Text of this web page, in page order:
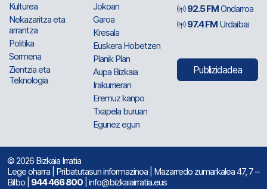
Kulturea
Nekazaritza eta
arrantza
Politika
Sormena
Zientzia eta
Teknologia
Jokoan
Garoa
Kresala
Euskera Hobetzen
Planik Plan
Aupa Bizkaia
Irakurrieran
Eremuz kanpo
Txapela buruan
Egunez egun
92.5 FMOndarroa
97.4 FM Urdaibai
Publizidadea
© 2026 Bizkaia Irratia
Lege oharra Pribatutasun informazinoa | Mazarredo zumarkalea 47, 7 –
Bilbo | 944 466 800 | info@bizkaiairratia.eus